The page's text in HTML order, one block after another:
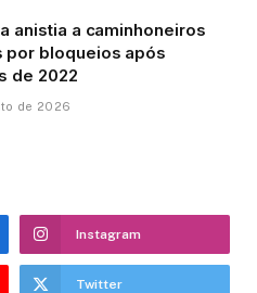
anistia a caminhoneiros
por bloqueios após
de 2022
de 2026
Instagram
Twitter